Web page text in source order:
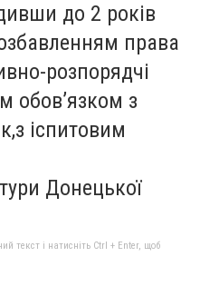
до 2 років
права
розпорядчі
обов’язком з
з іспитовим
Донецької
текст і натисніть Ctrl + Enter, щоб